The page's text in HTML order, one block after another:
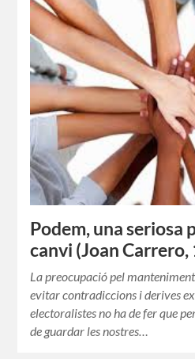
Podem, una seriosa
canvi (Joan Carrero,
La preocupació pel
evitar contradiccions i derives
electoralistes no ha de fer que
de guardar les nostres…